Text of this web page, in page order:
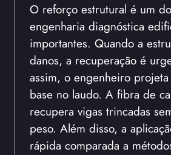
O reforço estrutural é um
engenharia diagnóstica
importantes. Quando a
danos, a recuperação é
assim, o engenheiro
base no laudo. A fibra de
recupera vigas trincadas
peso. Além disso, a
rápida comparada a